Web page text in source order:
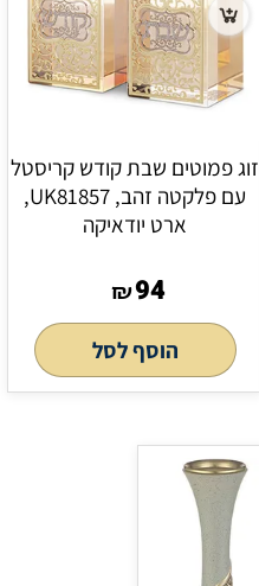
זוג פמוטים שבת קודש קריסטל
עם פלקטה זהב, UK81857,
ארט יודאיקה
₪94
הוסף לסל